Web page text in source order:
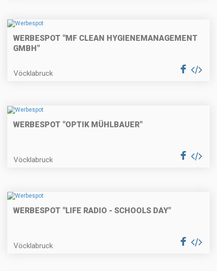
WERBESPOT "MF CLEAN HYGIENEMANAGEMENT
GMBH"
Vöcklabruck
WERBESPOT "OPTIK MÜHLBAUER"
Vöcklabruck
WERBESPOT "LIFE RADIO - SCHOOLS DAY"
Vöcklabruck